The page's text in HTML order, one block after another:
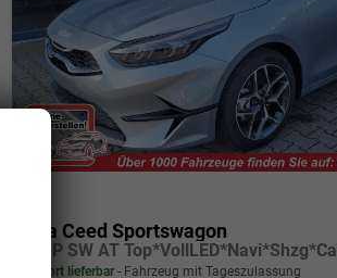
Kia Ceed Sportswagon
TOP SW AT
sofort lieferbar Fahrzeug mit Tageszulassung